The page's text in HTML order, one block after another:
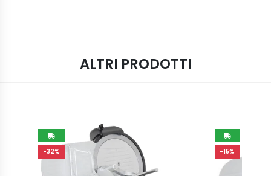
ALTRI PRODOTTI
-32% -15%